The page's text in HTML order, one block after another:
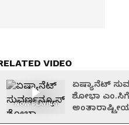
VIDEO
NOW PLAYING
ಏಷ್ಯಾನೆಟ್
ಶೋಭಾ ಎಂ.ಸಿಗೆ